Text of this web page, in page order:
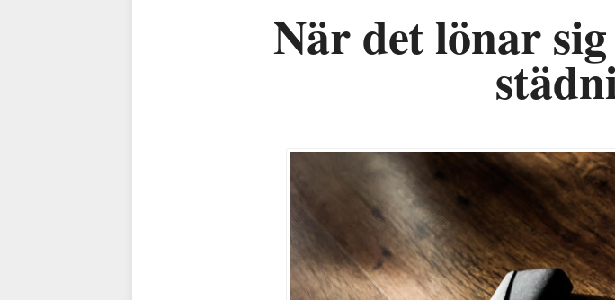
När det lönar